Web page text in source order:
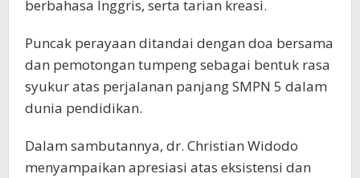
berbahasa Inggris, serta tarian kreasi.
Puncak perayaan ditandai dengan doa bersama
dan pemotongan tumpeng sebagai bentuk rasa
syukur atas perjalanan panjang SMPN 5 dalam
dunia pendidikan.
Dalam sambutannya, dr. Christian Widodo
menyampaikan apresiasi atas eksistensi dan